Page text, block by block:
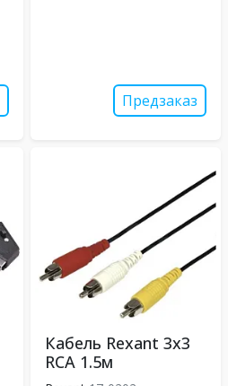
Предзаказ
Кабель Rexant 3x3
RCA 1.5м